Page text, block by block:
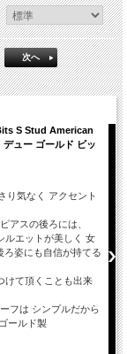
次へ
S Stud American
ュー ゴールド ビッ
り気なく アクセント
アスの後ろには、
ルエットが美しく 女
ろ姿にも自信が持てる
けて頂くことも出来
フは シンプルだから
ールド製